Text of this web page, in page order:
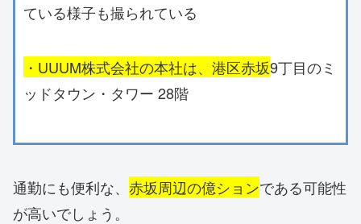
ている様子も撮られている
・UUUM株式会社の本社は、港区赤坂9丁目のミ
ッドタウン・タワー 28階
通勤にも便利な、 赤坂周辺の億ションである可能性
が高いでしょう。